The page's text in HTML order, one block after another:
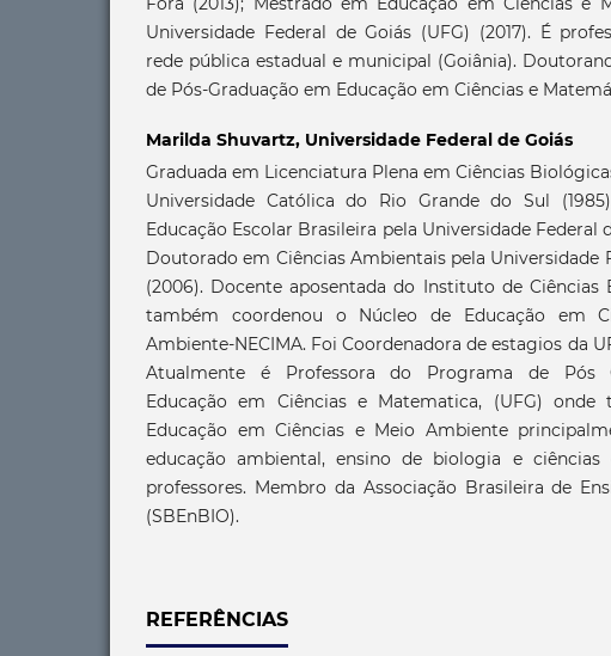
Universidade Federal de Goiás (UFG) (2017). É
rede pública estadual e municipal (Goiânia).
de Pós-Graduação em Educação em Ciências e
Marilda Shuvartz, Universidade Federal de Goiás
Graduada em Licenciatura Plena em Ciências
Universidade Católica do Rio Grande do Sul
Educação Escolar Brasileira pela Universidade Federal
Doutorado em Ciências Ambientais pela Universidade
(2006). Docente aposentada do Instituto de Ciências
também coordenou o Núcleo de Educação em
Ambiente-NECIMA. Foi Coordenadora de estagios da
Atualmente é Professora do Programa de Pós
Educação em Ciências e Matematica, (UFG)
Educação em Ciências e Meio Ambiente
educação ambiental, ensino de biologia e
professores. Membro da Associação Brasileira de
(SBEnBIO).
REFERÊNCIAS